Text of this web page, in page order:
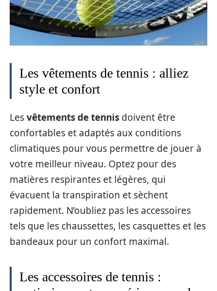
Les vêtements de tennis : alliez
style et confort
Lesvêtements de tennis doivent être
confortables et adaptés aux conditions
climatiques pour vous permettre de jouer à
votre meilleur niveau. Optez pour des
matières respirantes et légères, qui
évacuent la transpiration et sèchent
rapidement. N’oubliez pas les accessoires
tels que les chaussettes, les casquettes et les
bandeaux pour un confort maximal.
Les accessoires de tennis :